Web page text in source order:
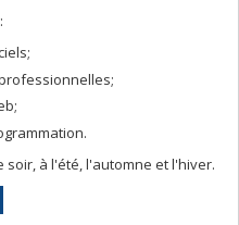
à l'été, l'automne et l'hiver.